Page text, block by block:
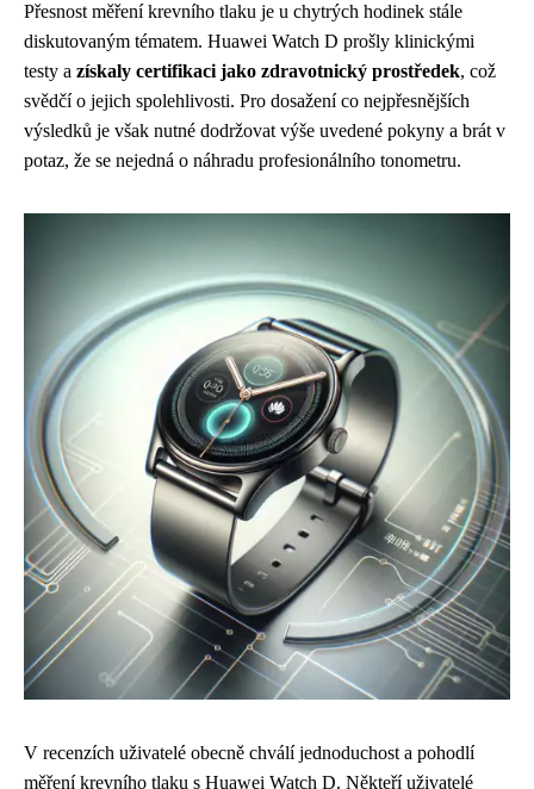
Přesnost měření krevního tlaku je u chytrých hodinek stále
diskutovaným tématem. Huawei Watch D prošly klinickými
testy a získaly certifikaci jako zdravotnický prostředek, což
svědčí o jejich spolehlivosti. Pro dosažení co nejpřesnějších
výsledků je však nutné dodržovat výše uvedené pokyny a brát v
potaz, že se nejedná o náhradu profesionálního tonometru.
V recenzích uživatelé obecně chválí jednoduchost a pohodlí
měření krevního tlaku s Huawei Watch D. Někteří uživatelé